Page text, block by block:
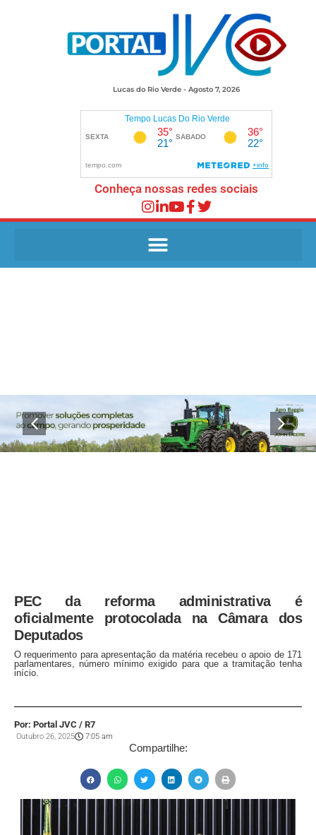
Lucas do Rio Verde - Agosto 7, 2026
Conheça nossas redes sociais
PEC da reforma administrativa é
oficialmente protocolada na Câmara dos
Deputados
O requerimento para apresentação da matéria recebeu o apoio de 171
parlamentares, número mínimo exigido para que a tramitação tenha
início.
Por: Portal JVC / R7
Outubro 26, 2025 7:05 am
Compartilhe: